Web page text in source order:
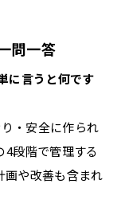
問一答
に言うと何です
・安全に作られ
段階で管理する
画や改善も含まれ